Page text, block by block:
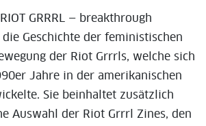
GRRRL — breakthrough
Geschichte der feministischen
der Riot Grrrls, welche sich
Jahre in der amerikanischen
Sie beinhaltet zusätzlich
Auswahl der Riot Grrrl Zines, den